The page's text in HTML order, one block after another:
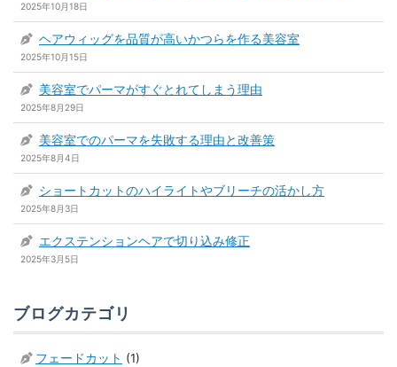
2025年10月18日
ヘアウィッグを品質が高いかつらを作る美容室
2025年10月15日
美容室でパーマがすぐとれてしまう理由
2025年8月29日
美容室でのパーマを失敗する理由と改善策
2025年8月4日
ショートカットのハイライトやブリーチの活かし方
2025年8月3日
エクステンションヘアで切り込み修正
2025年3月5日
ブログカテゴリ
フェードカット (1)